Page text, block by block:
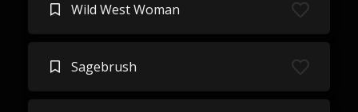
Wild West Woman
Sagebrush